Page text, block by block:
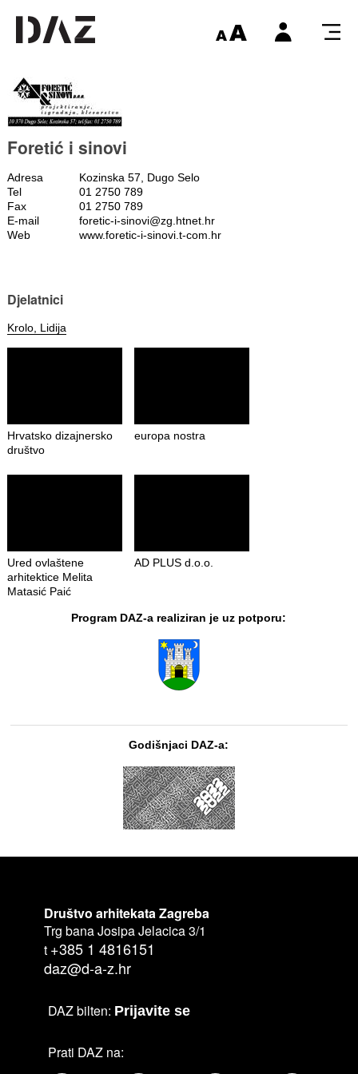
Foretić i sinovi
Adresa
Kozinska 57, Dugo Selo
Tel
01 2750 789
Fax
01 2750 789
E-mail
foretic-i-sinovi@zg.htnet.hr
Web
www.foretic-i-sinovi.t-com.hr
Djelatnici
Krolo, Lidija
Hrvatsko dizajnersko
društvo
europa nostra
Ured ovlaštene
arhitektice Melita
Matasić Paić
AD PLUS d.o.o.
Program DAZ-a realiziran je uz potporu:
Godišnjaci DAZ-a:
Društvo arhitekata Zagreba
Trg bana Josipa Jelacica 3/1
t +385 1 4816151
daz@d-a-z.hr
DAZ bilten: Prijavite se
Prati DAZ na: